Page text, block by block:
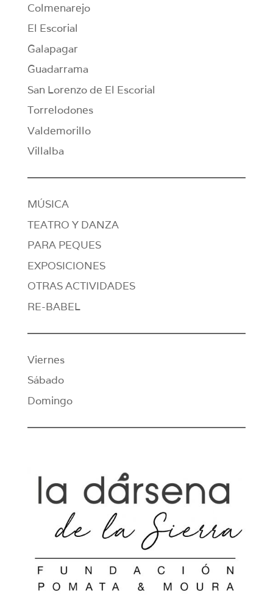
Colmenarejo
El Escorial
Galapagar
Guadarrama
San Lorenzo de El Escorial
Torrelodones
Valdemorillo
Villalba
MÚSICA
TEATRO Y DANZA
PARA PEQUES
EXPOSICIONES
OTRAS ACTIVIDADES
RE-BABEL
Viernes
Sábado
Domingo